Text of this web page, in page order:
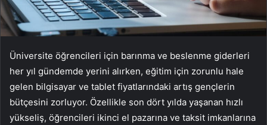
Üniversite öğrencileri için barınma ve beslenme giderleri
her yıl gündemde yerini alırken, eğitim için zorunlu hale
gelen bilgisayar ve tablet fiyatlarındaki artış gençlerin
bütçesini zorluyor. Özellikle son dört yılda yaşanan hızlı
yükseliş, öğrencileri ikinci el pazarına ve taksit imkanlarına